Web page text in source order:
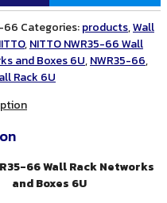
66 Categories:products,Wall
,NITTO NWR35-66 Wall
and Boxes 6U,NWR35-66,
Rack 6U
66 Wall Rack Networks
and Boxes 6U